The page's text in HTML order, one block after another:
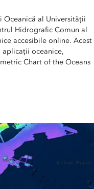
Oceanică al Universității
Hidrografic Comun al
accesibile online. Acest
oceanice,
Chart of the Oceans